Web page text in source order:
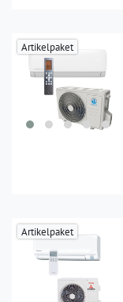
Artikelpaket
Artikelpaket